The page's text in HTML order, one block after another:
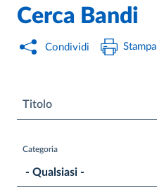
Cerca Bandi
Condividi Stampa
Titolo
Categoria